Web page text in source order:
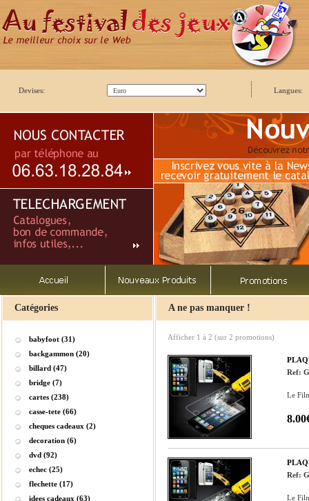
Devises: Langues:
Catégories
babyfoot (31)
backgammon (20)
billard (47)
bridge (7)
cartes (238)
casse-tete (66)
cheques cadeaux (2)
decoration (6)
dvd (92)
echec (25)
flechette (17)
idees cadeaux (63)
A ne pas manquer !
Afficher 1 à 2 (sur 2 promotions)
Ref:
Le
Ref:
Le